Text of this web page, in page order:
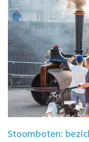
Stoomboten: